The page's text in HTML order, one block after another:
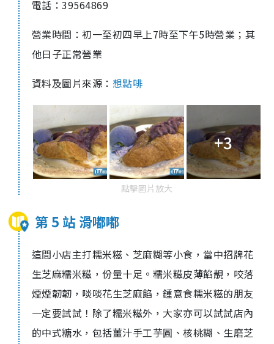
電話：39564869
營業時間：初一至初四早上7時至下午5時營業；其
他日子正常營業
資料及圖片來源： 想點啡
+3
點擊圖片放大
第 5 站 滑嘟嘟
這間小店主打糯米糍、芝麻糊等小食，當中招牌花
生芝麻糯米糍，份量十足。 糯米糍皮薄餡靚，咬落
煙煙韌韌，啖啖花生芝麻餡，鍾意食糯米糍的朋友
一定要試試！ 除了糯米糍外，大家亦可以試試店內
的中式糖水，包括薑汁手工芋圓、核桃糊、生磨芝